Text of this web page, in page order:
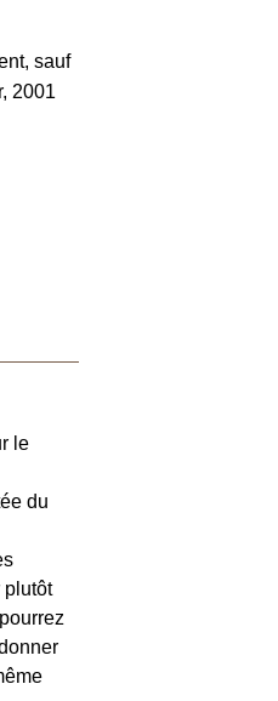
sauf
2001
le
du
plutôt